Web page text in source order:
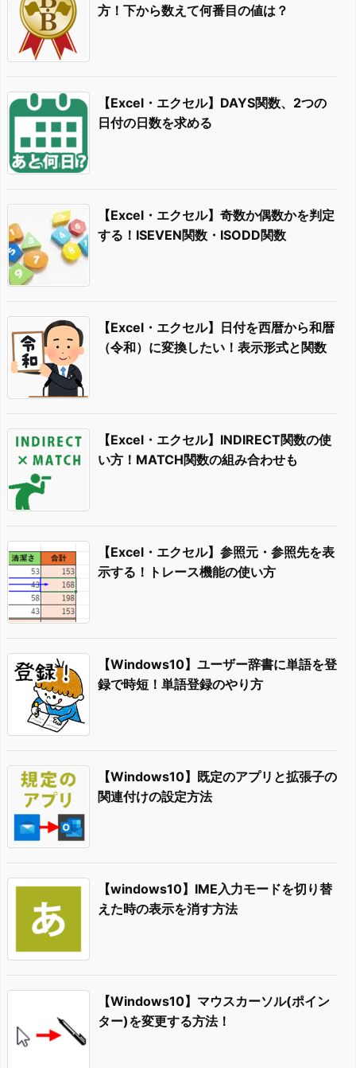
方！下から数えて何番目の値は？
【Excel・エクセル】DAYS関数、2つの
日付の日数を求める
【Excel・エクセル】奇数か偶数かを判定
する！ISEVEN関数・ISODD関数
【Excel・エクセル】日付を西暦から和暦
（令和）に変換したい！表示形式と関数
【Excel・エクセル】INDIRECT関数の使
い方！MATCH関数の組み合わせも
【Excel・エクセル】参照元・参照先を表
示する！トレース機能の使い方
【Windows10】ユーザー辞書に単語を登
録で時短！単語登録のやり方
【Windows10】既定のアプリと拡張子の
関連付けの設定方法
【windows10】IME入力モードを切り替
えた時の表示を消す方法
【Windows10】マウスカーソル(ポイン
ター)を変更する方法！